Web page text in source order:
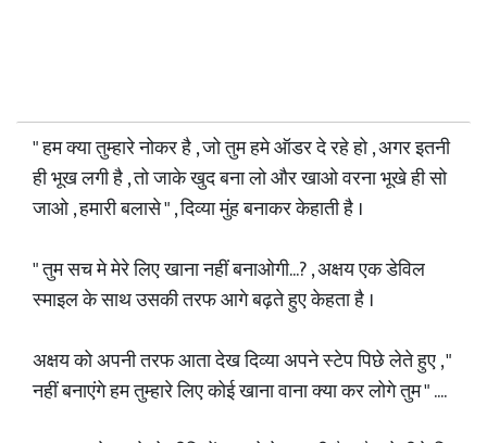
" हम क्या तुम्हारे नोकर है , जो तुम हमे ऑडर दे रहे हो , अगर इतनी
ही भूख लगी है , तो जाके खुद बना लो और खाओ वरना भूखे ही सो
जाओ , हमारी बलासे " , दिव्या मुंह बनाकर केहाती है ।
" तुम सच मे मेरे लिए खाना नहीं बनाओगी...? , अक्षय एक डेविल
स्माइल के साथ उसकी तरफ आगे बढ़ते हुए केहता है ।
अक्षय को अपनी तरफ आता देख दिव्या अपने स्टेप पिछे लेते हुए , "
नहीं बनाएंगे हम तुम्हारे लिए कोई खाना वाना क्या कर लोगे तुम " ....